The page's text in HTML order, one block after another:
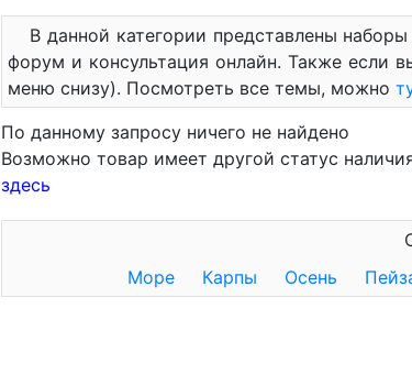
В данной категории представлены
форум и консультация онлайн. Также если
меню снизу). Посмотреть все темы, можно
По данному запросу ничего не найдено
Возможно товар имеет другой статус
здесь
Море
Карпы Осень